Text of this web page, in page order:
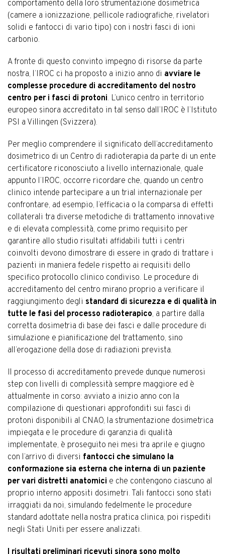
comportamento della loro strumentazione dosimetrica
(camere a ionizzazione, pellicole radiografiche, rivelatori
solidi e fantocci di vario tipo) con i nostri fasci di ioni
carbonio.
A fronte di questo convinto impegno di risorse da parte
nostra, l’IROC ci ha proposto a inizio anno di avviare le
complesse procedure di accreditamento del nostro
centro per i fasci di protoni. L’unico centro in territorio
europeo sinora accreditato in tal senso dall’IROC è l’Istituto
PSI a Villingen (Svizzera).
Per meglio comprendere il significato dell’accreditamento
dosimetrico di un Centro di radioterapia da parte di un ente
certificatore riconosciuto a livello internazionale, quale
appunto l’IROC, occorre ricordare che, quando un centro
clinico intende partecipare a un trial internazionale per
confrontare, ad esempio, l’efficacia o la comparsa di effetti
collaterali tra diverse metodiche di trattamento innovative
e di elevata complessità, come primo requisito per
garantire allo studio risultati affidabili tutti i centri
coinvolti devono dimostrare di essere in grado di trattare i
pazienti in maniera fedele rispetto ai requisiti dello
specifico protocollo clinico condiviso. Le procedure di
accreditamento del centro mirano proprio a verificare il
raggiungimento degli standard di sicurezza e di qualità in
tutte le fasi del processo radioterapico, a partire dalla
corretta dosimetria di base dei fasci e dalle procedure di
simulazione e pianificazione del trattamento, sino
all’erogazione della dose di radiazioni prevista.
Il processo di accreditamento prevede dunque numerosi
step con livelli di complessità sempre maggiore ed è
attualmente in corso: avviato a inizio anno con la
compilazione di questionari approfonditi sui fasci di
protoni disponibili al CNAO, la strumentazione dosimetrica
impiegata e le procedure di garanzia di qualità
implementate, è proseguito nei mesi tra aprile e giugno
con l’arrivo di diversi fantocci che simulano la
conformazione sia esterna che interna di un paziente
per vari distretti anatomici e che contengono ciascuno al
proprio interno appositi dosimetri. Tali fantocci sono stati
irraggiati da noi, simulando fedelmente le procedure
standard adottate nella nostra pratica clinica, poi rispediti
negli Stati Uniti per essere analizzati.